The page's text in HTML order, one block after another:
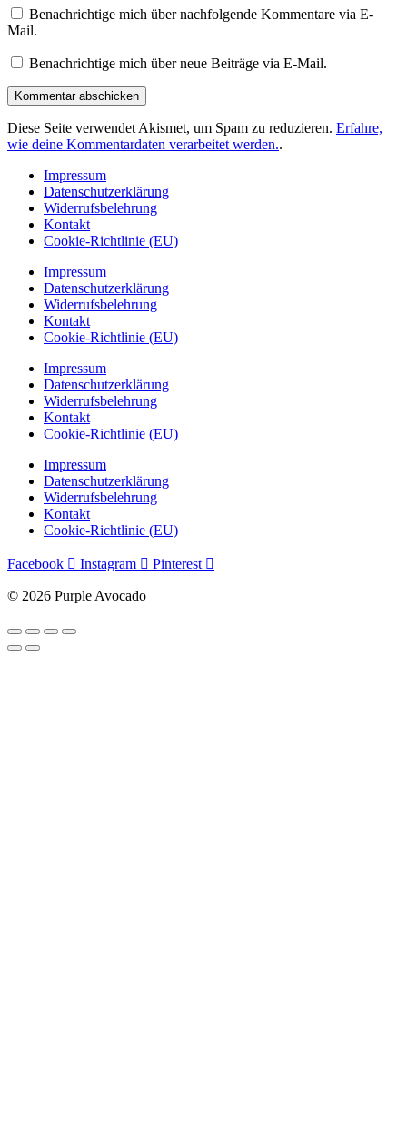
Benachrichtige mich über nachfolgende Kommentare via E-
Mail.
Benachrichtige mich über neue Beiträge via E-Mail.
Diese Seite verwendet Akismet, um Spam zu reduzieren. Erfahre,
wie deine Kommentardaten verarbeitet werden..
Impressum
Datenschutzerklärung
Widerrufsbelehrung
Kontakt
Cookie-Richtlinie (EU)
Impressum
Datenschutzerklärung
Widerrufsbelehrung
Kontakt
Cookie-Richtlinie (EU)
Impressum
Datenschutzerklärung
Widerrufsbelehrung
Kontakt
Cookie-Richtlinie (EU)
Impressum
Datenschutzerklärung
Widerrufsbelehrung
Kontakt
Cookie-Richtlinie (EU)
Facebook Instagram Pinterest
© 2026 Purple Avocado